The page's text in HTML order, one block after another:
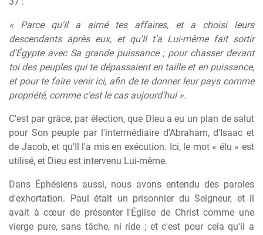
« Parce qu'Il a aimé tes affaires, et a choisi leurs
descendants après eux, et qu'Il t'a Lui-même fait sortir
d'Égypte avec Sa grande puissance ; pour chasser devant
toi des peuples qui te dépassaient en taille et en puissance,
et pour te faire venir ici, afin de te donner leur pays comme
propriété, comme c'est le cas aujourd'hui ».
C'est par grâce, par élection, que Dieu a eu un plan de salut
pour Son peuple par l'intermédiaire d'Abraham, d'Isaac et
de Jacob, et qu'Il l'a mis en exécution. Ici, le mot « élu » est
utilisé, et Dieu est intervenu Lui-même.
Dans Éphésiens aussi, nous avons entendu des paroles
d'exhortation. Paul était un prisonnier du Seigneur, et il
avait à cœur de présenter l'Église de Christ comme une
vierge pure, sans tâche, ni ride ; et c'est pour cela qu'il a